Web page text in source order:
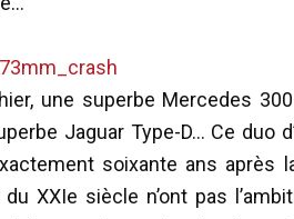
une superbe Mercedes
Jaguar Type-D… Ce duo
soixante ans après
XXIe siècle n’ont pas